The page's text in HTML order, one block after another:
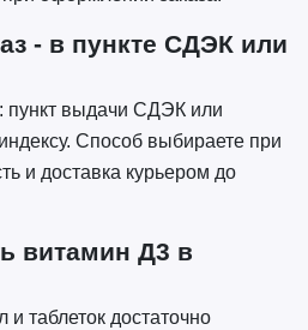
- в пункте СДЭК или
пункт выдачи СДЭК или
Способ выбираете при
и доставка курьером до
витамин Д3 в
таблеток достаточно